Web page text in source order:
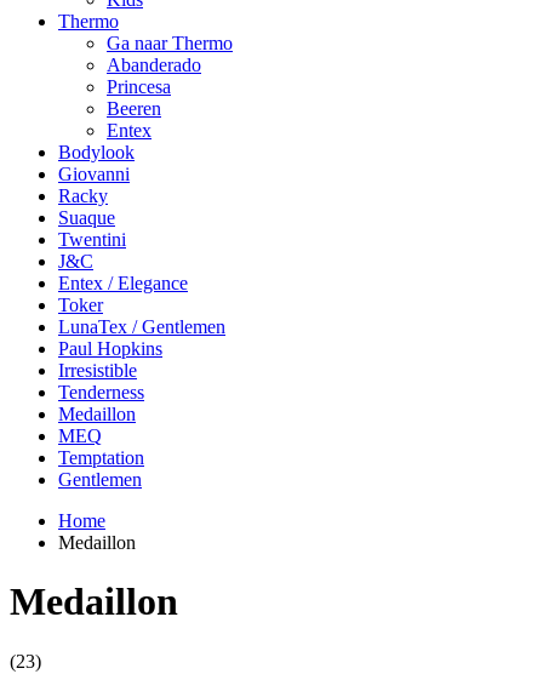
Thermo
Ga naar Thermo
Abanderado
Princesa
Beeren
Entex
Bodylook
Giovanni
Racky
Suaque
Twentini
J&C
Entex / Elegance
Toker
LunaTex / Gentlemen
Paul Hopkins
Irresistible
Tenderness
Medaillon
MEQ
Temptation
Gentlemen
Home
Medaillon
Medaillon
(23)